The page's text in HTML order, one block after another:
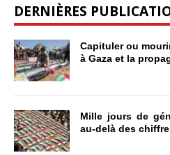
DERNIÈRES
Capituler ou
à Gaza et la
Mille jours de
au-delà des